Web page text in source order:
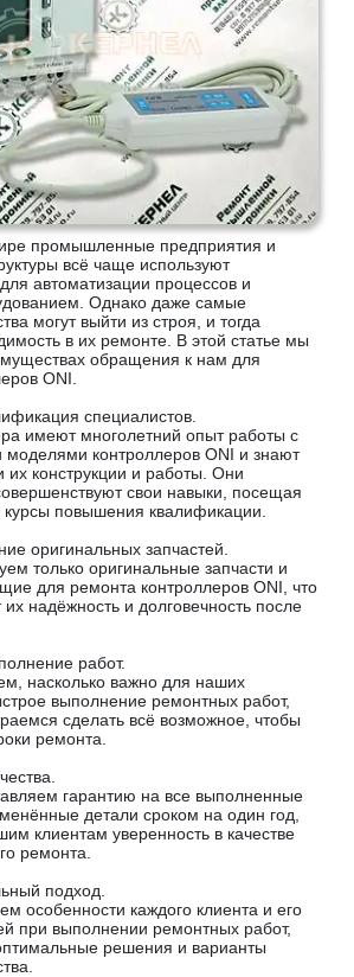
промышленные предприятия и
всё чаще используют
автоматизации процессов и
Однако даже самые
могут выйти из строя, и тогда
в их ремонте. В этой статье мы
обращения к нам для
ONI.
специалистов.
имеют многолетний опыт работы с
моделями контроллеров ONI и знают
их конструкции и работы. Они
свои навыки, посещая
повышения квалификации.
оригинальных запчастей.
только оригинальные запчасти и
для ремонта контроллеров ONI, что
их надёжность и долговечность после
работ.
насколько важно для наших
выполнение ремонтных работ,
сделать всё возможное, чтобы
ремонта.
гарантию на все выполненные
детали сроком на один год,
клиентам уверенность в качестве
ремонта.
подход.
особенности каждого клиента и его
при выполнении ремонтных работ,
решения и варианты